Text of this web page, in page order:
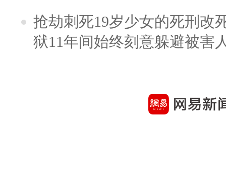
抢劫刺死19岁少女的死刑改
狱11年间始终刻意躲避被害